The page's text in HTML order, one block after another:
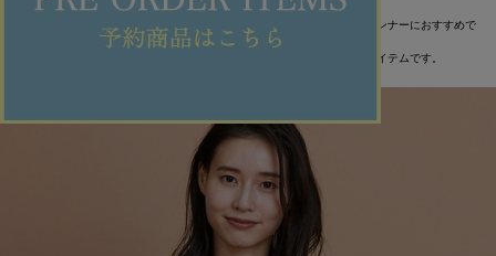
特徴：レキップ定番のテンセルカシミヤジャージの新作プリントです。
柔らかく肌触りが気持ちいいので、ジャケットやブラウス、ニットなどのインナーにおすすめで
一枚重ねるとコーディネートに奥行きが出て、おしゃれ感をプラスできるアイテムです。